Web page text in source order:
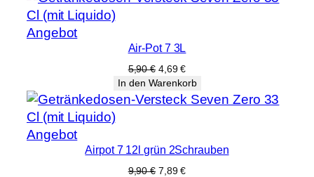
12,90 €10,29 €.
AngebotProdukt
Air-Pot 7 3L
5,90€ Ursprünglicher
Preis
war:
5,90 €
4,69€Aktueller
Preis
ist:
4,69 €.
In den Warenkorb
AngebotProdukt
im
Airpot 7 12l grün 2Schrauben
9,90€ Ursprünglicher
7,89€Aktueller